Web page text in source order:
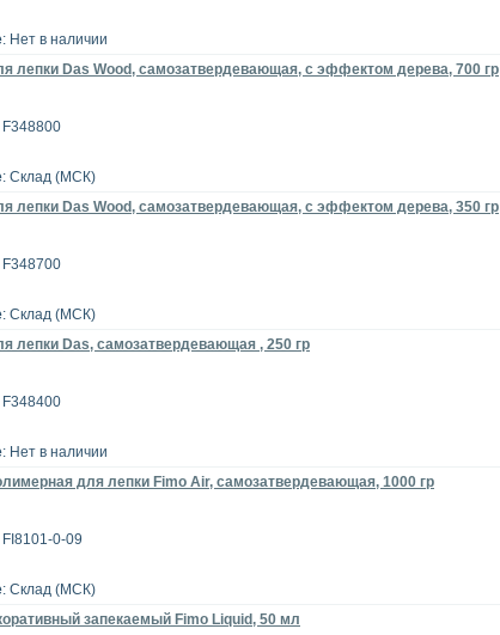
: Нет в наличии
лепки Das Wood, самозатвердевающая, с эффектом дерева, 700 гр
F348800
: Склад (МСК)
лепки Das Wood, самозатвердевающая, с эффектом дерева, 350 гр
F348700
: Склад (МСК)
лепки Das, самозатвердевающая , 250 гр
F348400
: Нет в наличии
для лепки Fimo Air, самозатвердевающая, 1000 гр
0-09
: Склад (МСК)
запекаемый Fimo Liquid, 50 мл